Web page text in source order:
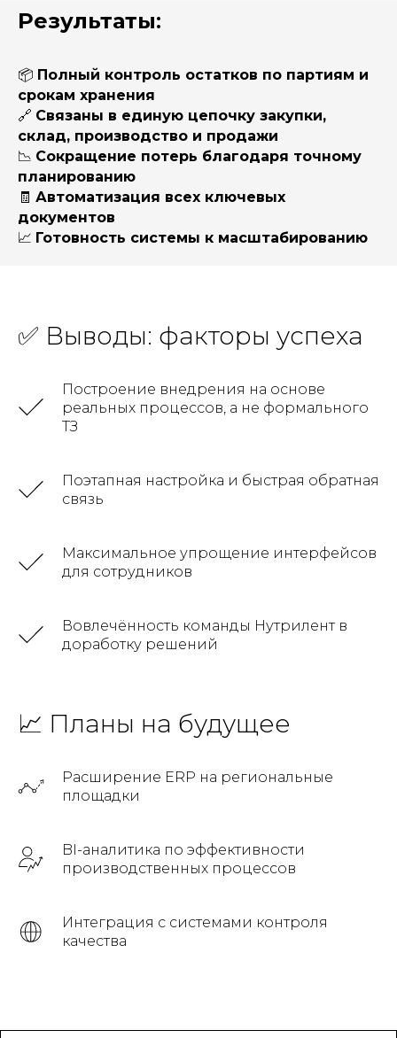
Результаты:
📦 Полный контроль остатков по партиям и
срокам хранения
🔗 Связаны в единую цепочку закупки,
склад, производство и продажи
📉 Сокращение потерь благодаря точному
планированию
🧾 Автоматизация всех ключевых
документов
📈 Готовность системы к масштабированию
✅ Выводы: факторы успеха
Построение внедрения на основе
реальных процессов, а не формального
ТЗ
Поэтапная настройка и быстрая обратная
связь
Максимальное упрощение интерфейсов
для сотрудников
Вовлечённость команды Нутрилент в
доработку решений
📈 Планы на будущее
Расширение ERP на региональные
площадки
BI-аналитика по эффективности
производственных процессов
Интеграция с системами контроля
качества
Связаться